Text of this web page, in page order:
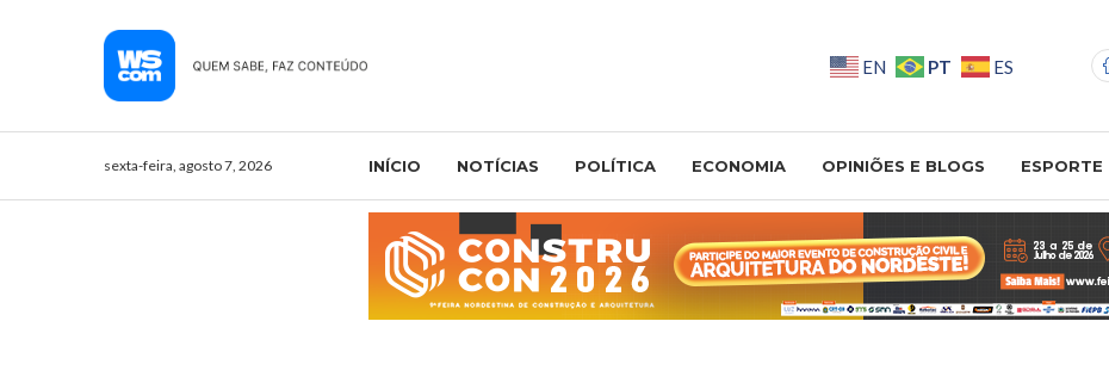
EN PT ES
sexta-feira, agosto 7, 2026 INÍCIO NOTÍCIAS POLÍTICA ECONOMIA OPINIÕES E BLOGS ESPORTE